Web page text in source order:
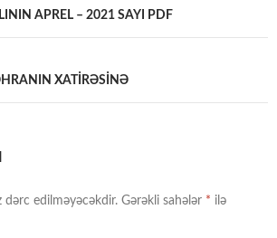
APREL – 2021 SAYI PDF
XATİRƏSİNƏ
dərc edilməyəcəkdir. Gərəkli sahələr * ilə